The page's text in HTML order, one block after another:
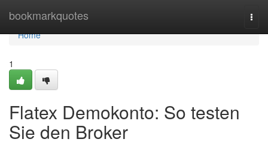
bookmarkquotes
Home
Home
1
Flatex Demokonto: So testen
Sie den Broker